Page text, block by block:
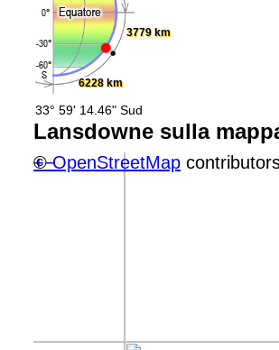
6228 km
3779 km
33° 59' 14.46" Sud
Lansdowne sulla
+−
©OpenStreetMap